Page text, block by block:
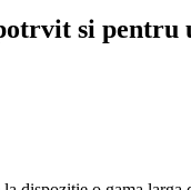
si pentru